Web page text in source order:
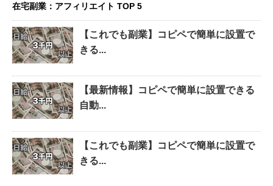
在宅副業：アフィリエイト TOP 5
【これでも副業】コピペで簡単に設置で
きる...
【最新情報】コピペで簡単に設置できる
自動...
【これでも副業】コピペで簡単に設置で
きる...